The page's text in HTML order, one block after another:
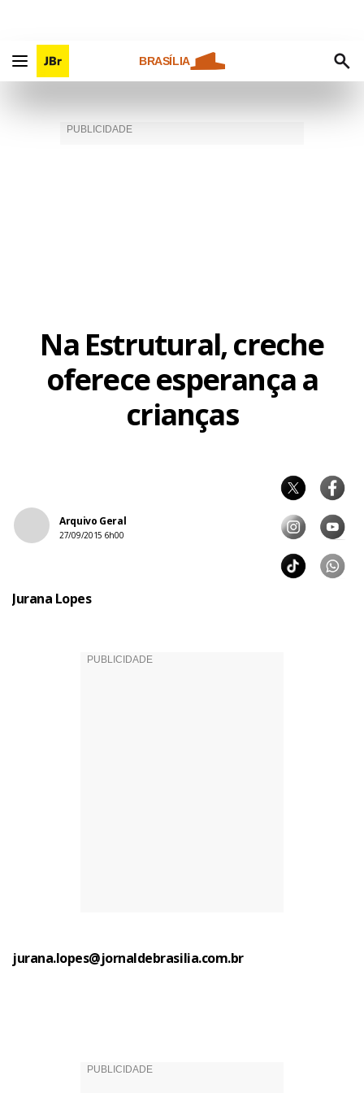
BRASÍLIA
Na Estrutural, creche
oferece esperança a
crianças
Arquivo Geral
27/09/2015 6h00
Jurana Lopes
jurana.lopes@jornaldebrasilia.com.br